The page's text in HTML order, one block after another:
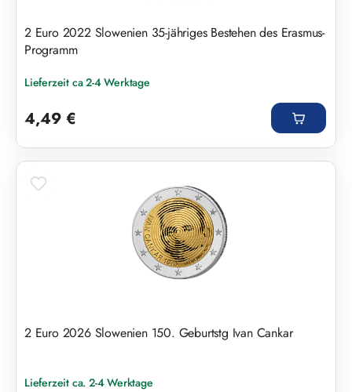
2 Euro 2022 Slowenien 35-jähriges Bestehen des Erasmus-
Programm
Lieferzeit ca 2-4 Werktage
4,49 €
2 Euro 2026 Slowenien 150. Geburtstg Ivan Cankar
Lieferzeit ca. 2-4 Werktage